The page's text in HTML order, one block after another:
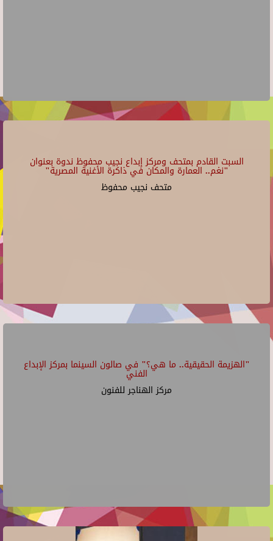
السبت القادم بمتحف ومركز إبداع نجيب محفوظ ندوة بعنوان
"نغم.. العمارة والمكان في ذاكرة الأغنية المصرية"
متحف نجيب محفوظ
"الهزيمة الحقيقية.. ما هي؟" في صالون السينما بمركز الإبداع
الفني
مركز الهناجر للفنون